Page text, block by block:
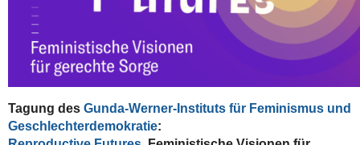
Tagung des Gunda-Werner-Instituts für Feminismus und
Geschlechterdemokratie: